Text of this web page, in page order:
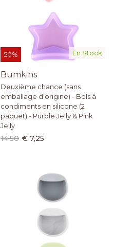
En Stock
50%
Bumkins
Deuxième chance (sans
emballage d'origine) - Bols à
condiments en silicone (2
paquet) - Purple Jelly & Pink
Jelly
14.50 € 7,25